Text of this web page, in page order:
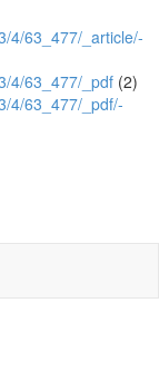
4/63_477/_article/-
4/63_477/_pdf (2)
4/63_477/_pdf/-